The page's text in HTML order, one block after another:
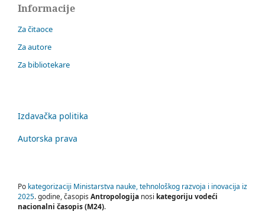
Informacije
Za čitaoce
Za autore
Za bibliotekare
Izdavačka politika
Autorska prava
Po kategorizaciji Ministarstva nauke, tehnološkog razvoja i inovacija iz
2025. godine, časopis Antropologija nosi kategoriju vodeći
nacionalni časopis (M24).